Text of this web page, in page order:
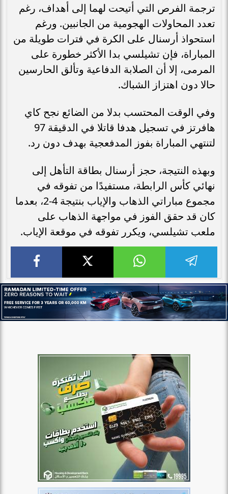
ترجمة الفرص التي أتيحت لهما إلى أهداف، رغم
تعدد المحاولات الهجومية من الجانبين. ورغم
استحواذ أرسنال على الكرة في فترات طويلة من
المباراة، فإن تشيلسي بدا الأكثر خطورة على
المرمى، إلا أن الصلابة الدفاعية وتألق الحارسين
حالا دون اهتزاز الشباك.
وفي الوقت المحتسب بدلا من الضائع نجح كاي
هافرتز في تسجيل هدفا قاتلا في الدقيقة 97
لتنتهي المباراة بفوز المدفعجية بهدف دون رد.
وبهذه النتيجة، حجز أرسنال بطاقة التأهل إلى
نهائي كأس الرابطة، مستفيدًا من تفوقه في
مجموع مباراتي الذهاب والإياب بنتيجة 4-2، بعدما
كان قد حقق الفوز في مواجهة الذهاب على
ملعب تشيلسي، ويكرر تفوقه في موقعة الإياب.